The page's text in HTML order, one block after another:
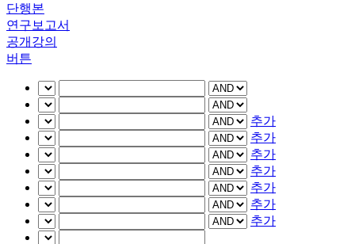
단행본
연구보고서
공개강의
버튼
추가
추가
추가
추가
추가
추가
추가